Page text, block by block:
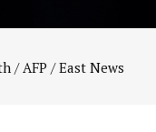
/ AFP / East News